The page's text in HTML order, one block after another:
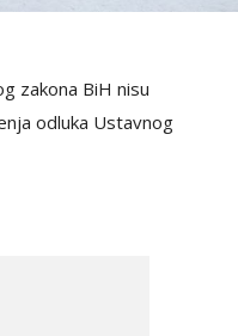
zakona BiH nisu
odluka Ustavnog